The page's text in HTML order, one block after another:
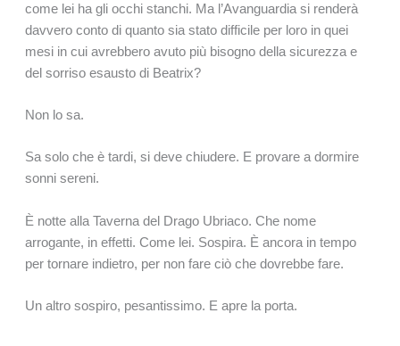
come lei ha gli occhi stanchi. Ma l’Avanguardia si renderà
davvero conto di quanto sia stato difficile per loro in quei
mesi in cui avrebbero avuto più bisogno della sicurezza e
del sorriso esausto di Beatrix?
Non lo sa.
Sa solo che è tardi, si deve chiudere. E provare a dormire
sonni sereni.
È notte alla Taverna del Drago Ubriaco. Che nome
arrogante, in effetti. Come lei. Sospira. È ancora in tempo
per tornare indietro, per non fare ciò che dovrebbe fare.
Un altro sospiro, pesantissimo. E apre la porta.